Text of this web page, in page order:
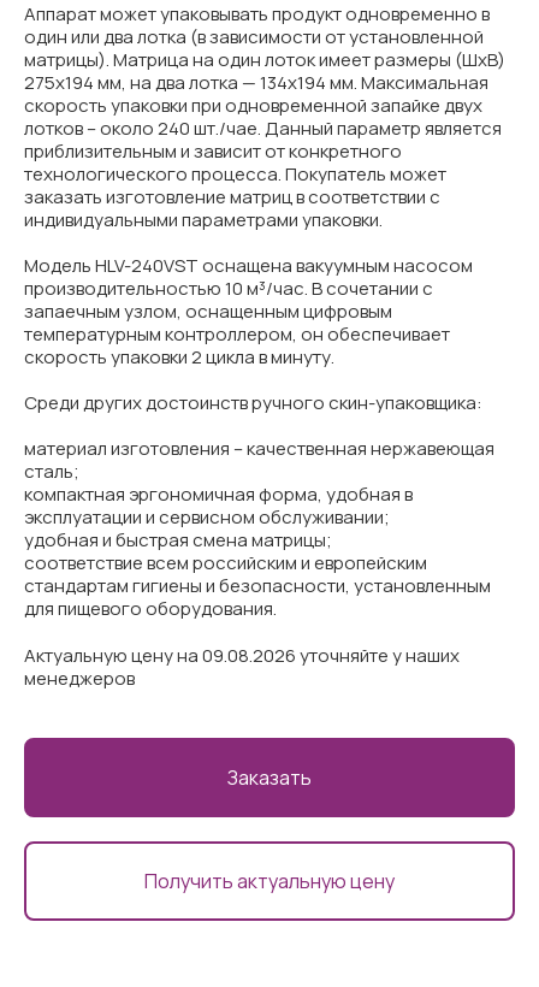
Аппарат может упаковывать продукт одновременно в
один или два лотка (в зависимости от установленной
матрицы). Матрица на один лоток имеет размеры (ШхВ)
275х194 мм, на два лотка — 134х194 мм. Максимальная
скорость упаковки при одновременной запайке двух
лотков – около 240 шт./чае. Данный параметр является
приблизительным и зависит от конкретного
технологического процесса. Покупатель может
заказать изготовление матриц в соответствии с
индивидуальными параметрами упаковки.
Модель HLV-240VST оснащена вакуумным насосом
производительностью 10 м³/час. В сочетании с
запаечным узлом, оснащенным цифровым
температурным контроллером, он обеспечивает
скорость упаковки 2 цикла в минуту.
Среди других достоинств ручного скин-упаковщика:
материал изготовления – качественная нержавеющая
сталь;
компактная эргономичная форма, удобная в
эксплуатации и сервисном обслуживании;
удобная и быстрая смена матрицы;
соответствие всем российским и европейским
стандартам гигиены и безопасности, установленным
для пищевого оборудования.
Актуальную цену на 09.08.2026 уточняйте у наших
менеджеров
Заказать
Получить актуальную цену